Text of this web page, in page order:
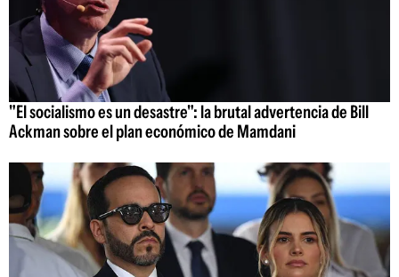
"El socialismo es un desastre": la brutal advertencia de Bill
Ackman sobre el plan económico de Mamdani